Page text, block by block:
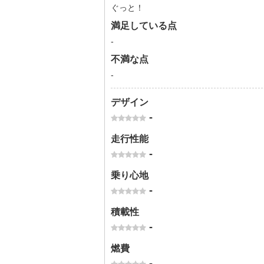
ぐっと！
満足している点
-
不満な点
-
デザイン
-
走行性能
-
乗り心地
-
積載性
-
燃費